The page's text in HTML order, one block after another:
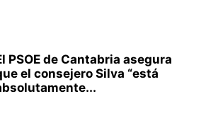
PSOE de Cantabria asegura
el consejero Silva “está